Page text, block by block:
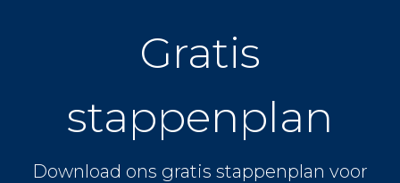
Gratis
stappenplan
Download ons gratis stappenplan voor